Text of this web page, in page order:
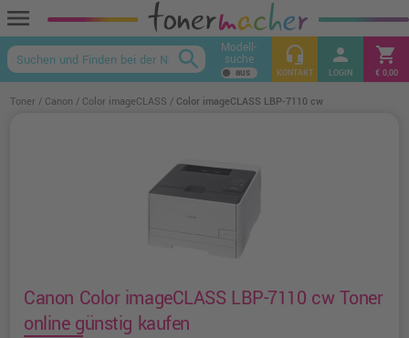
menu
keyboard_arrow_up
search Modell-
suche headset_mic
KONTAKT
person
LOGIN
shopping_cart
€ 0,00
Toner Canon Color imageCLASS Color imageCLASS LBP-7110 cw
Canon Color imageCLASS LBP-7110 cw Toner
online günstig kaufen